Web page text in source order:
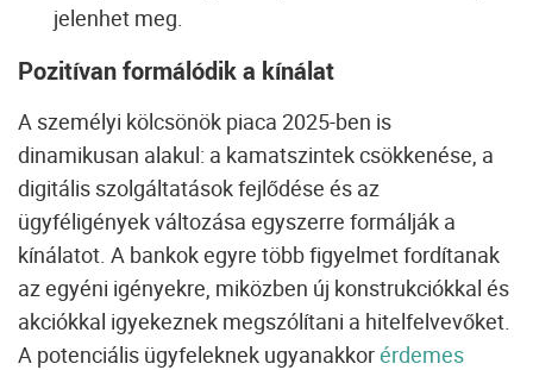
jelenhet meg.
Pozitívan formálódik a kínálat
A személyi kölcsönök piaca 2025-ben is
dinamikusan alakul: a kamatszintek csökkenése, a
digitális szolgáltatások fejlődése és az
ügyféligények változása egyszerre formálják a
kínálatot. A bankok egyre több figyelmet fordítanak
az egyéni igényekre, miközben új konstrukciókkal és
akciókkal igyekeznek megszólítani a hitelfelvevőket.
A potenciális ügyfeleknek ugyanakkorérdemes